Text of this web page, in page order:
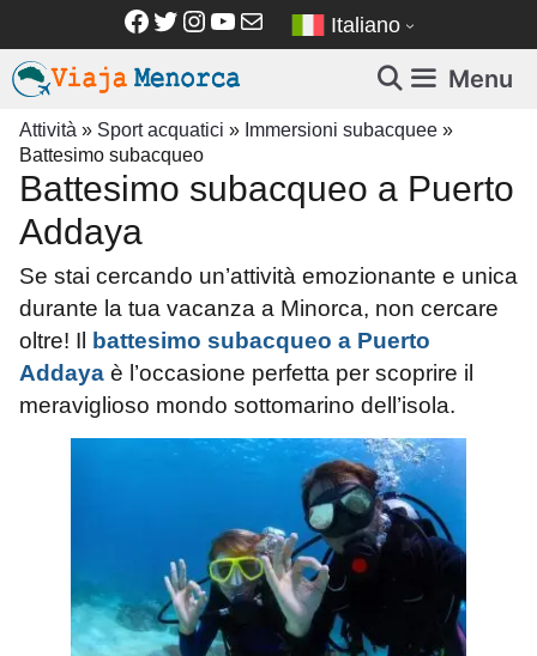
contenuto
Facebook
Twitter
Instagram
YouTube
Email Italiano
Menu
Attività » Sport acquatici » Immersioni subacquee »
Battesimo subacqueo
Battesimo subacqueo a Puerto
Addaya
Se stai cercando un’attività emozionante e unica
durante la tua vacanza a Minorca, non cercare
oltre! Il
battesimo subacqueo a Puerto
Addaya è l’occasione perfetta per scoprire il
meraviglioso mondo sottomarino dell’isola.